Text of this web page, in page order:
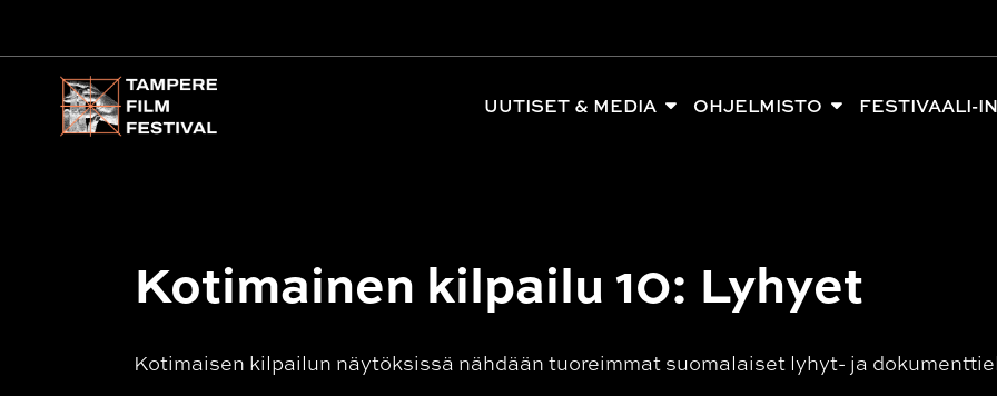
Päävalikko UUTISET & MEDIA OHJELMISTO FESTIVAALI-
Kotimainen kilpailu 10: Lyhyet
Kotimaisen kilpailun näytöksissä nähdään tuoreimmat suomalaiset lyhyt- ja